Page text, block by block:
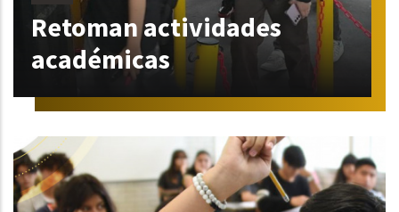
Retoman actividades
académicas